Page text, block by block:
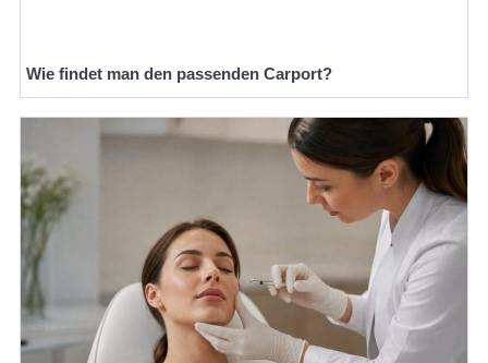
Wie findet man den passenden Carport?